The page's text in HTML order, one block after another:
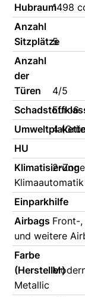
Hubraum1498
Anzahl
Sitzplätze
5
Anzahl
der
Türen
4/5
Euro6
4
HU
Klimatisierung
2-
Klimaautomatik
Einparkhilfe
AirbagsFront-,
und weitere
Farbe
(Hersteller)
Metallic